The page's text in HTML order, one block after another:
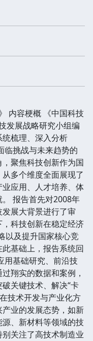
内容梗概 《中国科技
发展战略研究小组编
梳理、深入分析
临挑战与未来趋势的
聚焦科技创新作为国
多个维度全面展现了
应用、人才培养、体
报告首先对2008年
展大背景进行了审
科技创新在稳定经济
及提升国家核心竞
基础上，报告系统回
用基础研究、前沿技
翔实的数据和案例，
关键技术、解决“卡
技术开发与产业化方
业的发展态势，如新
、新材料等领域的技
关注了高技术制造业